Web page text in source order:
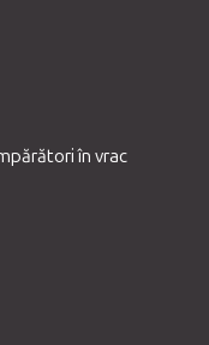
în vrac